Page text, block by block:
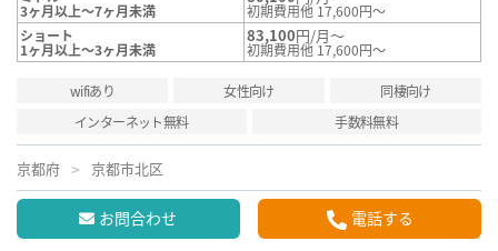
3ヶ月以上～7ヶ月未満
初期費用他 17,600円～
ショート
1ヶ月以上～3ヶ月未満
83,100円/月～
初期費用他 17,600円～
wifiあり 女性向け
同棲向け
インターネット無料
手数料無料
京都府 京都市北区
お問合わせ 電話する